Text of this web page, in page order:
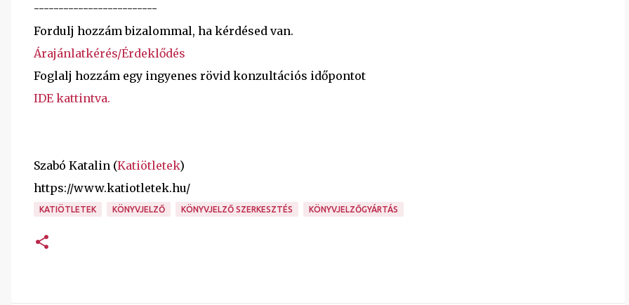
-------------------------
Fordulj hozzám bizalommal, ha kérdésed van.
Árajánlatkérés/Érdeklődés
Foglalj hozzám egy ingyenes rövid konzultációs időpontot
IDE kattintva.
Szabó Katalin (Katiötletek)
https://www.katiotletek.hu/
KATIÖTLETEK KÖNYVJELZŐ KÖNYVJELZŐ SZERKESZTÉS KÖNYVJELZŐGYÁRTÁS